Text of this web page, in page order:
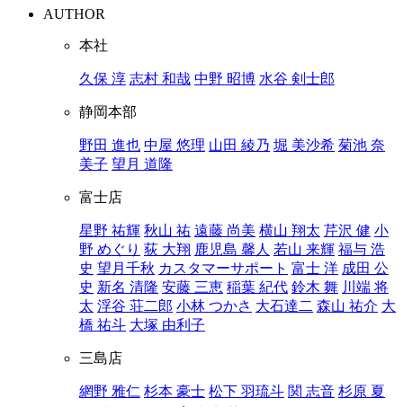
AUTHOR
本社
久保 淳 志村 和哉 中野 昭博 水谷 剣士郎
静岡本部
野田 進也 中屋 悠理 山田 綾乃 堀 美沙希 菊池 奈
美子 望月 道隆
富士店
星野 祐輝 秋山 祐 遠藤 尚美 横山 翔太 芹沢 健 小
野 めぐり 荻 大翔 鹿児島 馨人 若山 来輝 福与 浩
史 望月千秋 カスタマーサポート 富士 洋 成田 公
史 新名 清隆 安藤 三恵 稲葉 紀代 鈴木 舞 川端 将
太 浮谷 荘二郎 小林 つかさ 大石達二 森山 祐介 大
橋 祐斗 大塚 由利子
三島店
網野 雅仁 杉本 豪士 松下 羽琉斗 関 志音 杉原 夏